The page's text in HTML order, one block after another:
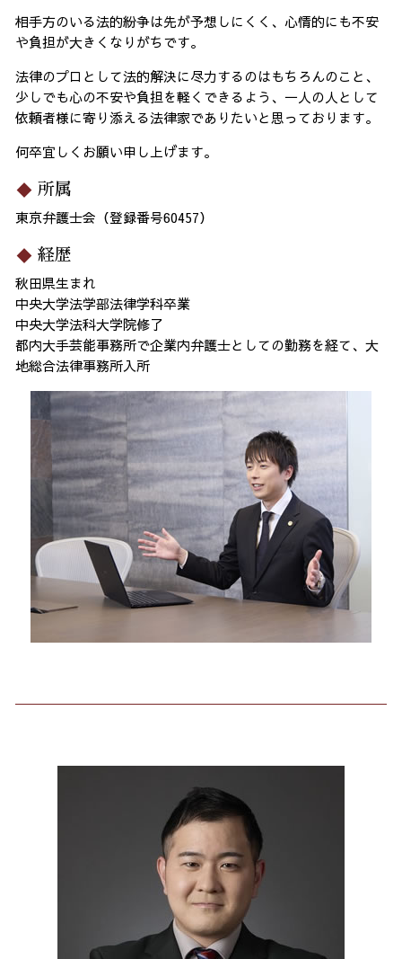
相手方のいる法的紛争は先が予想しにくく、心情的にも不安
や負担が大きくなりがちです。
法律のプロとして法的解決に尽力するのはもちろんのこと、
少しでも心の不安や負担を軽くできるよう、一人の人として
依頼者様に寄り添える法律家でありたいと思っております。
何卒宜しくお願い申し上げます。
所属
東京弁護士会（登録番号60457）
経歴
秋田県生まれ
中央大学法学部法律学科卒業
中央大学法科大学院修了
都内大手芸能事務所で企業内弁護士としての勤務を経て、大
地総合法律事務所入所